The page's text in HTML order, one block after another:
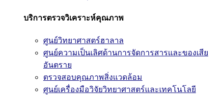
บริการตรวจวิเคราะห์คุณภาพ
ศูนย์วิทยาศาสตร์ฮาลาล
ศูนย์ความเป็นเลิศด้านการจัดการสารและของเสีย
อันตราย
ตรวจสอบคุณภาพสิ่งแวดล้อม
ศูนย์เครื่องมือวิจัยวิทยาศาสตร์และเทคโนโลยี